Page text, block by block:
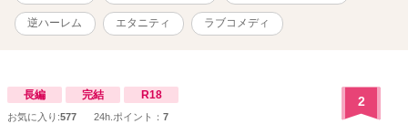
逆ハーレム エタニティ ラブコメディ
長編 完結 R18
お気に入り:577 24h.ポイント： 7
2